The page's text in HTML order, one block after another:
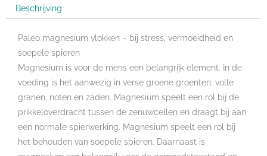
Beschrijving
Paleo magnesium vlokken – bij stress, vermoeidheid en
soepele spieren
Magnesium is voor de mens een belangrijk element. In de
voeding is het aanwezig in verse groene groenten, volle
granen, noten en zaden. Magnesium speelt een rol bij de
prikkeloverdracht tussen de zenuwcellen en draagt bij aan
een normale spierwerking. Magnesium speelt een rol bij
het behouden van soepele spieren. Daarnaast is